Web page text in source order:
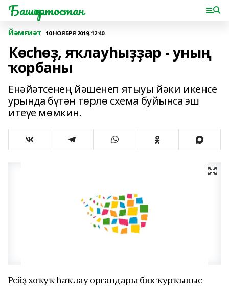
Башҡортостан
Йәмғиәт 10 НОЯБРЯ 2019, 12:40
Көсһөҙ, яҡлауһыҙҙар - уның
ҡорбаны
Енәйәтсенең йәшенеп ятыуы йәки икенсе
урында бүтән төрлө схема буйынса эш
итеүе мөмкин.
Рәсәйҙә хоҡуҡ һаҡлау органдары бик ҡурҡыныс